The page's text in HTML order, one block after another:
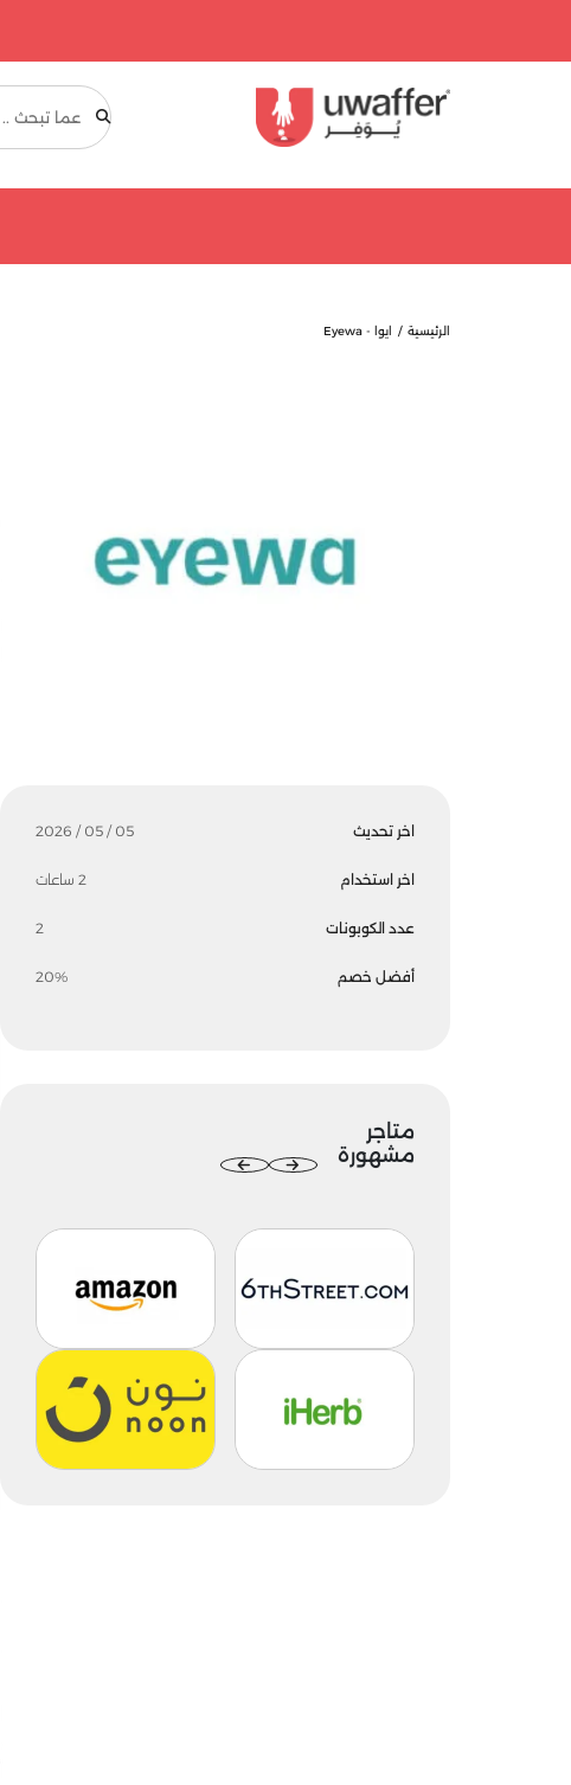
بحث
الرئيسية ايوا - Eyewa
اخر تحديث 05 / 05 / 2026
اخر استخدام 2 ساعات
عدد الكوبونات 2
أفضل خصم 20%
متاجر
مشهورة